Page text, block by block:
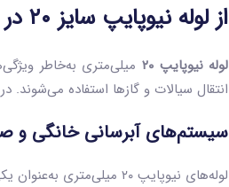
از لوله نیوپایپ سایز ۲۰ در چه مکان‌هایی استفاده می‌شود؟
لوله نیوپایپ ۲۰
میلی‌متری به‌خاطر
انتقال سیالات و گازها استفاده می‌شوند. در ادامه، به
سیستم‌های آبرسانی خانگی و
لوله‌های نیوپایپ ۲۰